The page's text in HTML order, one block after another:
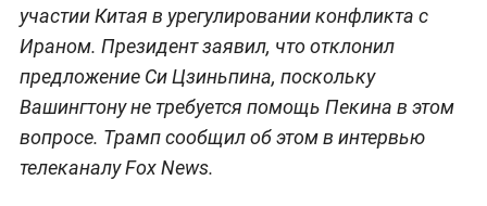
участии Китая в урегулировании конфликта с
Ираном. Президент заявил, что отклонил
предложение Си Цзиньпина, поскольку
Вашингтону не требуется помощь Пекина в этом
вопросе. Трамп сообщил об этом в интервью
телеканалу Fox News.